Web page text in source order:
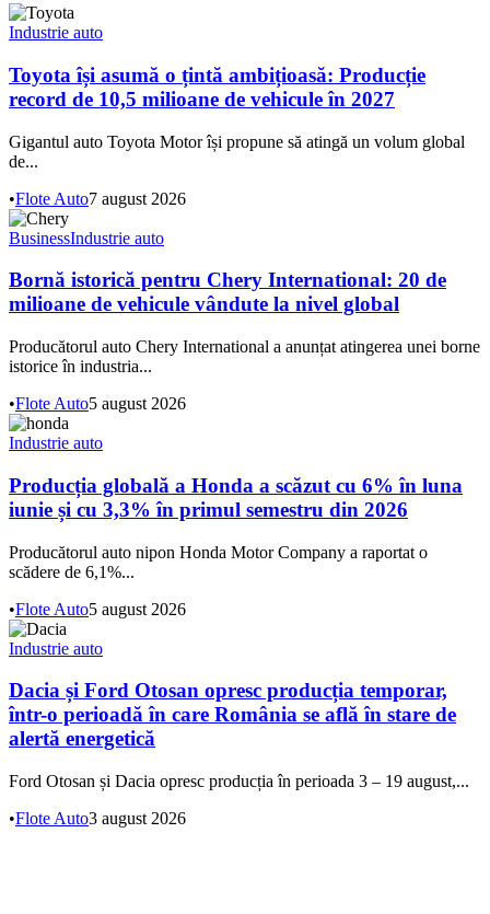
Industrie auto
Toyota își asumă o țintă ambițioasă: Producție
record de 10,5 milioane de vehicule în 2027
Gigantul auto Toyota Motor își propune să atingă un volum global
de...
•Flote Auto7 august 2026
BusinessIndustrie auto
Bornă istorică pentru Chery International: 20 de
milioane de vehicule vândute la nivel global
Producătorul auto Chery International a anunțat atingerea unei borne
istorice în industria...
•Flote Auto5 august 2026
Industrie auto
Producția globală a Honda a scăzut cu 6% în luna
iunie și cu 3,3% în primul semestru din 2026
Producătorul auto nipon Honda Motor Company a raportat o
scădere de 6,1%...
•Flote Auto5 august 2026
Industrie auto
Dacia și Ford Otosan opresc producția temporar,
într-o perioadă în care România se află în stare de
alertă energetică
Ford Otosan și Dacia opresc producția în perioada 3 – 19 august,...
•Flote Auto3 august 2026